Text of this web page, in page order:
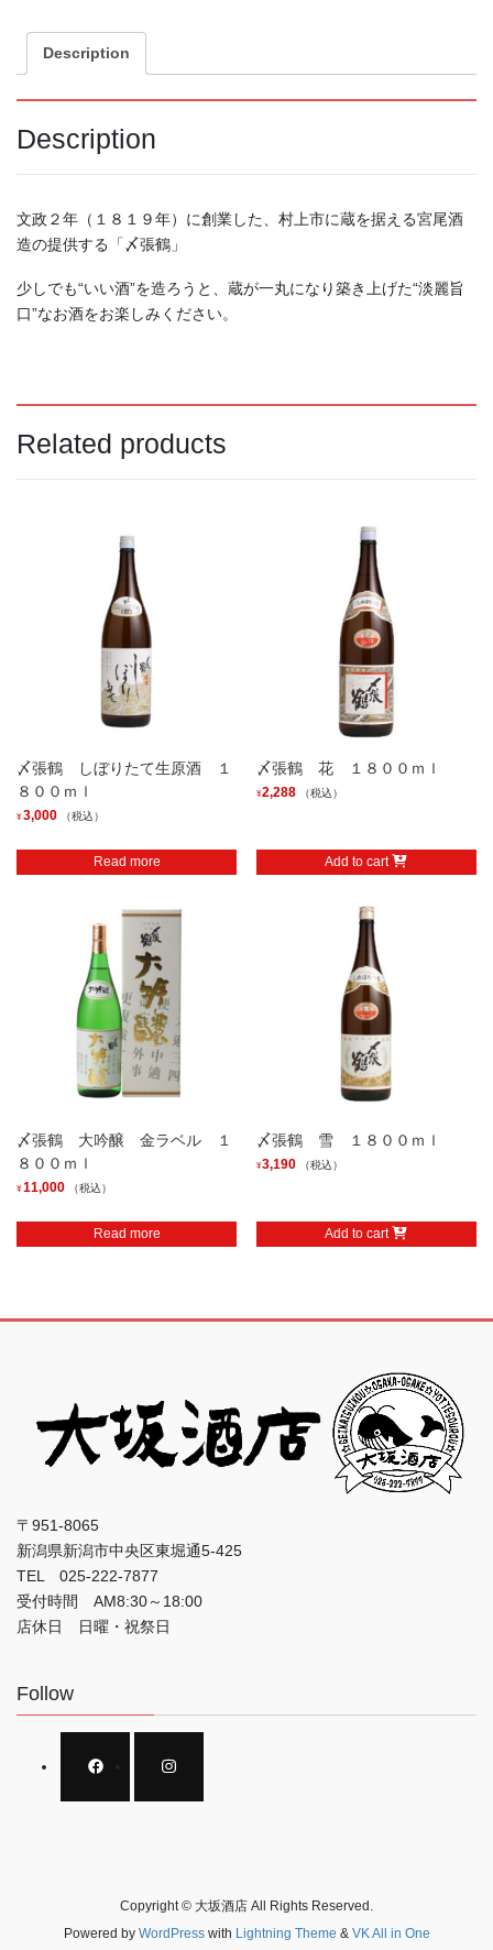
Description
Description
文政２年（１８１９年）に創業した、村上市に蔵を据える宮尾酒
造の提供する「〆張鶴」
少しでも“いい酒”を造ろうと、蔵が一丸になり築き上げた“淡麗旨
口”なお酒をお楽しみください。
Related products
〆張鶴 しぼりたて生原酒 １
８００ｍｌ
¥3,000 （税込）
Read more
〆張鶴 花 １８００ｍｌ
¥2,288 （税込）
Add to cart
〆張鶴 大吟醸 金ラベル １
８００ｍｌ
¥11,000 （税込）
Read more
〆張鶴 雪 １８００ｍｌ
¥3,190 （税込）
Add to cart
〒951-8065
新潟県新潟市中央区東堀通5-425
TEL 025-222-7877
受付時間 AM8:30～18:00
店休日 日曜・祝祭日
Follow
Copyright © 大坂酒店 All Rights Reserved.
Powered by WordPresswith Lightning Theme & VK All in One
北雪 プレミアム梅酒１４°
５００ｍｌ
1,870 （税込）
ｌ
本正 純米吟醸 中取り生
酒 ７２０ｍｌ
（税込）
ゆきのまゆ 純米吟醸 生
酒 ７２０ｍｌ
（税込）
Search